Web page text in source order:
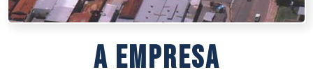
A Empresa